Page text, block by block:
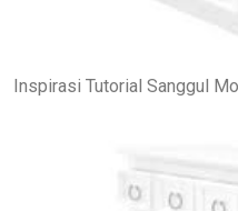
Inspirasi Tutorial Sanggul